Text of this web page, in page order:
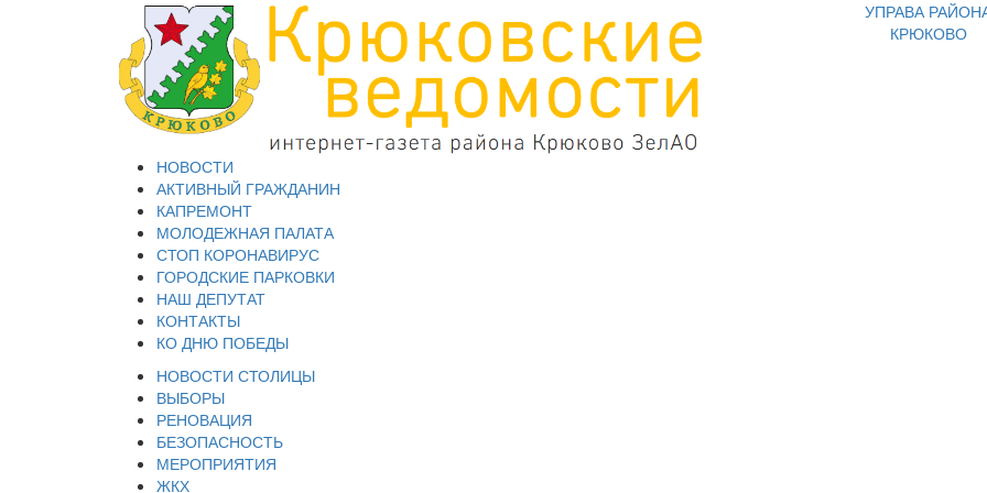
УПРАВА
КРЮКОВО
НОВОСТИ
АКТИВНЫЙ ГРАЖДАНИН
КАПРЕМОНТ
МОЛОДЕЖНАЯ ПАЛАТА
СТОП КОРОНАВИРУС
ГОРОДСКИЕ ПАРКОВКИ
НАШ ДЕПУТАТ
КОНТАКТЫ
КО ДНЮ ПОБЕДЫ
НОВОСТИ СТОЛИЦЫ
ВЫБОРЫ
РЕНОВАЦИЯ
БЕЗОПАСНОСТЬ
МЕРОПРИЯТИЯ
ЖКХ